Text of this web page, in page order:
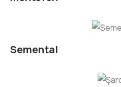
Semental